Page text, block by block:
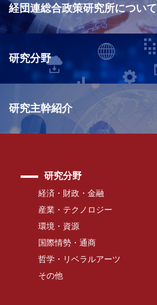
経団連総合政策研究所について
研究分野
研究主幹紹介
研究分野
経済・財政・金融
産業・テクノロジー
環境・資源
国際情勢・通商
哲学・リベラルアーツ
その他